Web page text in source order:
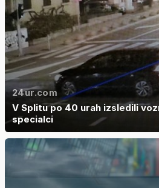
24ur.com
V Splitu po 40 urah izsledili
specialci